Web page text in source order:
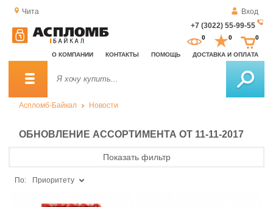
Чита
Вход
+7 (3022) 55-99-55
О КОМПАНИИ КОНТАКТЫ ПОМОЩЬ ДОСТАВКА И ОПЛАТА
0 0 0
Аспломб-Байкал Новости
ОБНОВЛЕНИЕ АССОРТИМЕНТА ОТ 11-11-2017
Показать фильтр
По: Приоритету